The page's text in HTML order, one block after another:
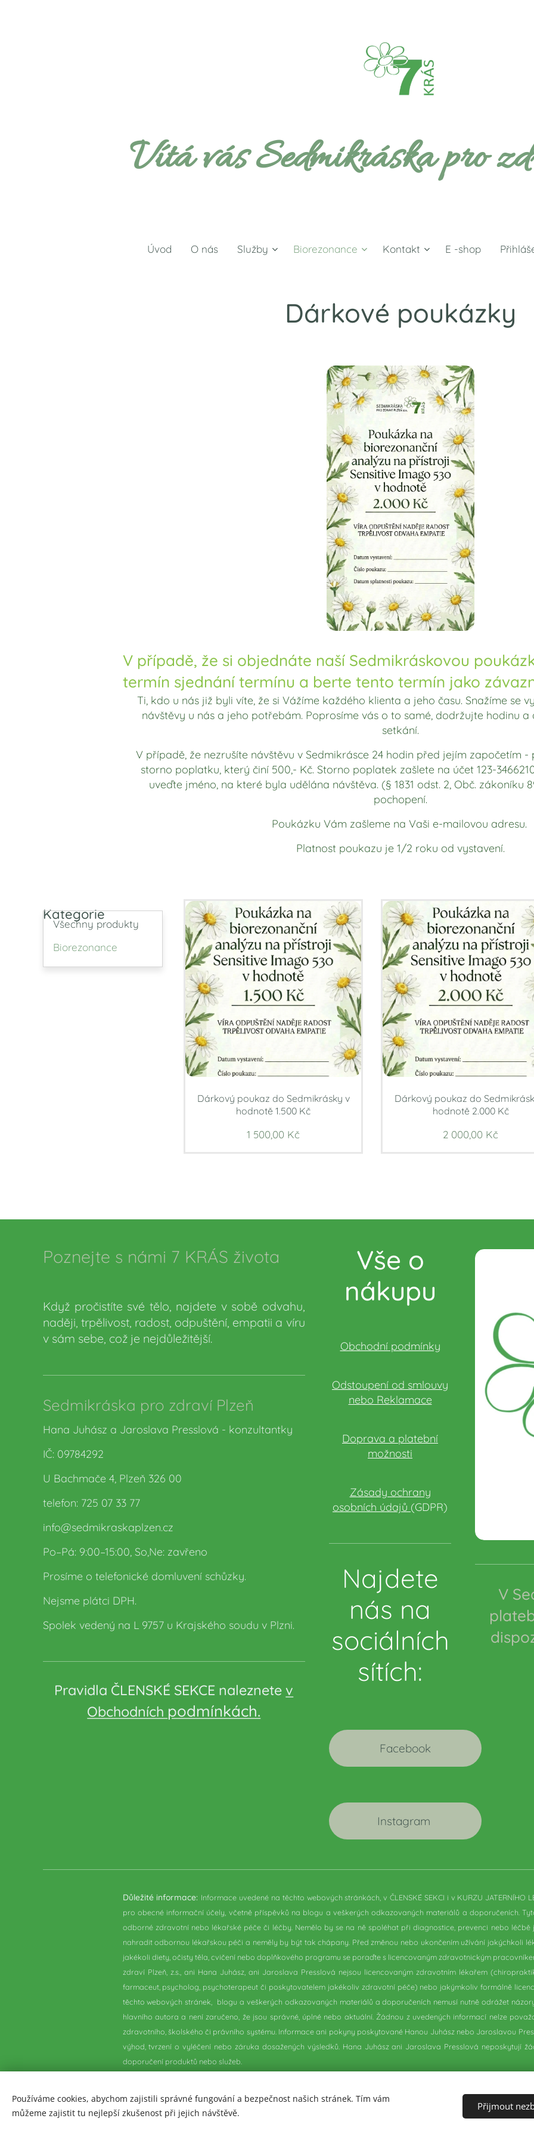
Vítá vás Sedmikráska pro
Úvod O nás Služby Biorezonance Kontakt E -shop
Dárkové poukázky
V případě, že si objednáte naší Sedmikráskovou
termín sjednání termínu a berte tento termín jako
Ti, kdo u nás již byli víte, že si Vážíme každého klienta a jeho času. Snažíme se
návštěvy u nás a jeho potřebám. Poprosíme vás o to samé, dodržujte hodinu a
setkání.
V případě, že nezrušíte návštěvu v Sedmikrásce 24 hodin před jejím započetím
storno poplatku, který činí 500,- Kč. Storno poplatek zašlete na účet 123-
uveďte jméno, na které byla udělána návštěva. (§ 1831 odst. 2, Obč. zákoníku
pochopení.
Poukázku Vám zašleme na Vaši e-mailovou adresu.
Platnost poukazu je 1/2 roku od vystavení.
Kategorie
Všechny produkty
Biorezonance
Dárkový poukaz do Sedmikrásky v
hodnotě 1.500 Kč
1 500,00 Kč
Dárkový poukaz do
hodnotě 2.000 Kč
2 000,00 Kč
Poznejte s námi 7 KRÁS života
Když pročistíte své tělo, najdete v sobě odvahu,
naději, trpělivost, radost, odpuštění, empatii a víru
v sám sebe, což je nejdůležitější.
Sedmikráska pro zdraví Plzeň
Hana Juhász a Jaroslava Presslová - konzultantky
IČ: 09784292
U Bachmače 4, Plzeň 326 00
telefon: 725 07 33 77
info@sedmikraskaplzen.cz
Po–Pá: 9:00–15:00, So,Ne: zavřeno
Prosíme o telefonické domluvení schůzky.
Nejsme plátci DPH.
Spolek vedený na L 9757 u Krajského soudu v Plzni.
Pravidla ČLENSKÉ SEKCE naleznete v
Obchodních podmínkách.
Vše o
nákupu
Obchodní podmínky
Odstoupení od smlouvy
nebo Reklamace
Doprava a platební
možnosti
Zásady ochrany
osobních údajů (GDPR)
Najdete
nás na
sociálních
sítích:
Facebook
Instagram
V
Důležité informace: Informace uvedené na těchto webových stránkách, v ČLENSKÉ SEKCI i v KURZU JATERNÍHO
pro obecné informační účely, včetně příspěvků na blogu a veškerých odkazovaných materiálů a doporučeních.
odborné zdravotní nebo lékařské péče či léčby. Nemělo by se na ně spoléhat při diagnostice, prevenci nebo
nahradit odbornou lékařskou péči a neměly by být tak chápany. Před změnou nebo ukončením užívání jakýchkoli
jakékoli diety, očisty těla, cvičení nebo doplňkového programu se poraďte s licencovaným zdravotnickým
zdraví Plzeň, z.s., ani Hana Juhász, ani Jaroslava Presslová nejsou licencovaným zdravotním lékařem
farmaceut, psycholog, psychoterapeut či poskytovatelem jakékoliv zdravotní péče) nebo jakýmkoliv formálně
těchto webových stránek, blogu a veškerých odkazovaných materiálů a doporučeních nemusí nutně odrážet
hlavního autora a není zaručeno, že jsou správné, úplné nebo aktuální. Žádnou z uvedených informací nelze
zdravotního, školského či právního systému. Informace ani pokyny poskytované Hanou Juhász nebo Jaroslavou
výhod, tvrzení o vyléčení nebo záruka dosažených výsledků. Hana Juhász ani Jaroslava Presslová neposkytují
doporučení produktů nebo služeb.
Cookies
Používáme cookies, abychom zajistili správné fungování a bezpečnost našich stránek. Tím vám
můžeme zajistit tu nejlepší zkušenost při jejich návštěvě.
Přijmout